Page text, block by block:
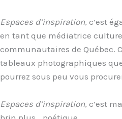
Espaces d’inspiration, c’est
en tant que médiatrice
communautaires de Québec.
tableaux photographiques
pourrez sous peu vous
Espaces d’inspiration, c’est